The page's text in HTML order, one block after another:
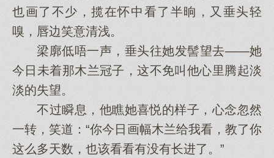
也画了不少，揽在怀中看了半晌，又垂头轻
嗅，唇边笑意清浅。
梁廓低唔一声，垂头往她发髻望去——她
今日未着那木兰冠子，这不免叫他心里腾起淡
淡的失望。
不过瞬息，他瞧她喜悦的样子，心念忽然
一转，笑道：“你今日画幅木兰给我看，教了你
这么多天数，也该看看有没有长进了。”